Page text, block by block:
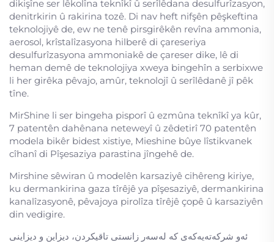
dikişîne ser lêkolîna teknîkî û serîlêdana desulfurîzasyon,
denitrkirin û rakirina tozê. Di nav heft nifşên pêşkeftina
teknolojiyê de, ew ne tenê pirsgirêkên revîna ammonia,
aerosol, krîstalîzasyona hilberê di çareseriya
desulfurîzasyona ammoniakê de çareser dike, lê di
heman demê de teknolojiya xweya bingehîn a serbixwe
li her girêka pêvajo, amûr, teknolojî û serîlêdanê jî pêk
tîne.
MirShine li ser bingeha pisporî û ezmûna teknîkî ya kûr,
7 patentên dahênana neteweyî û zêdetirî 70 patentên
modela bikêr bidest xistiye, Mieshine bûye lîstikvanek
cîhanî di Pîşesaziya parastina jîngehê de.
Mirshine sêwiran û modelên karsaziyê cihêreng kiriye,
ku dermankirina gaza tîrêjê ya pîşesaziyê, dermankirina
kanalîzasyonê, pêvajoya pirolîza tîrêjê çopê û karsaziyên
din vedigire.
ئەو شرکەتەیەکەی کە لەسەر زانستی تاقیکردن، دیزاین و دیزاینی